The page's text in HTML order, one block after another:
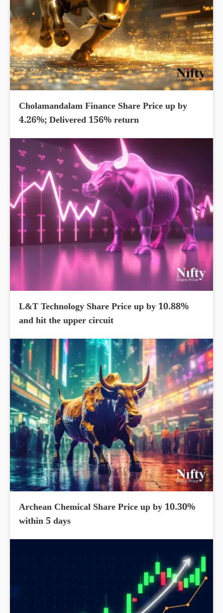
Cholamandalam Finance Share Price up by
4.26%; Delivered 156% return
L&T Technology Share Price up by 10.88%
and hit the upper circuit
Archean Chemical Share Price up by 10.30%
within 5 days